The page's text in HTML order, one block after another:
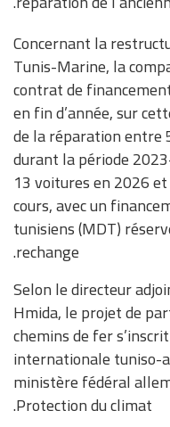
Concernant la
Tunis-Marine, la
contrat de
en fin d’année, sur
de la réparation entre
durant la période
13 voitures en 2026
cours, avec un
tunisiens (MDT)
rechange.
Selon le directeur
Hmida, le projet de
chemins de fer
internationale tuniso-
ministère fédéral
Protection du climat.